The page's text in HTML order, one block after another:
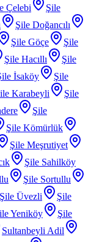
Çelebi
Şile
Şile Doğancılı
Şile Göçe
Şile
Şile Hacıllı
Şile
İsaköy
Şile
Karabeyli
Şile
Şile
Şile Kömürlük
Şile Meşrutiyet
Şile Sahilköy
Şile Sortullu
Şile Üvezli
Şile
Yeniköy
Şile
Sultanbeyli Adil